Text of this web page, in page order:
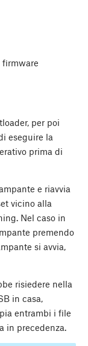
firmware
per poi
eseguire la
prima di
e riavvia
vicino alla
Nel caso in
premendo
si avvia,
risiedere nella
in casa,
entrambi i file
in precedenza.